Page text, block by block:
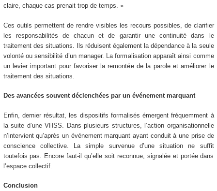
claire, chaque cas prenait trop de temps. »
Ces outils permettent de rendre visibles les recours possibles, de clarifier
les responsabilités de chacun et de garantir une continuité dans le
traitement des situations. Ils réduisent également la dépendance à la seule
volonté ou sensibilité d’un manager. La formalisation apparaît ainsi comme
un levier important pour favoriser la remontée de la parole et améliorer le
traitement des situations.
Des avancées souvent déclenchées par un événement marquant
Enfin, dernier résultat, les dispositifs formalisés émergent fréquemment à
la suite d’une VHSS. Dans plusieurs structures, l’action organisationnelle
n’intervient qu’après un événement marquant ayant conduit à une prise de
conscience collective. La simple survenue d’une situation ne suffit
toutefois pas. Encore faut-il qu’elle soit reconnue, signalée et portée dans
l’espace collectif.
Conclusion